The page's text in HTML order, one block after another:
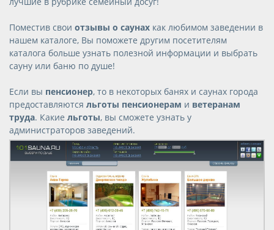
Поместив свои отзывы о саунах как любимом заведении в
нашем каталоге, Вы поможете другим посетителям
каталога больше узнать полезной информации и выбрать
сауну или баню по душе!
Если вы пенсионер, то в некоторых банях и саунах города
предоставляются льготы пенсионерам и ветеранам
труда. Какие льготы, вы сможете узнать у
администраторов заведений.